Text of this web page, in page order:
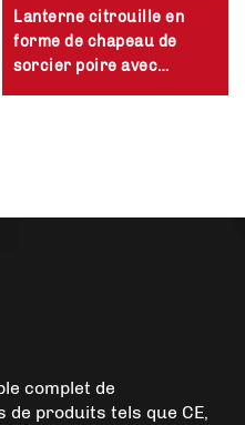
Lanterne citrouille en
forme de chapeau de
sorcier poire avec
complet de
produits tels que CE,